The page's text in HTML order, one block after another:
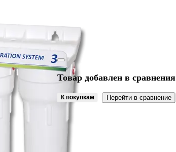
Товар добавлен в сравнения
К покупкам Перейти в сравнение